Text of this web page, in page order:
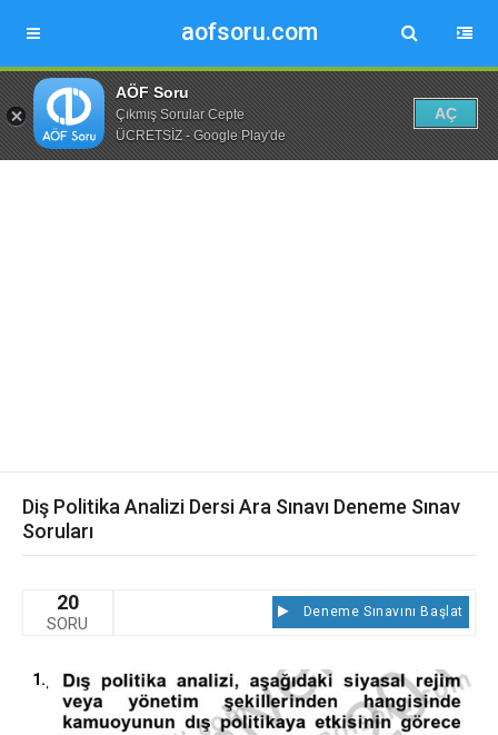
aofsoru.com
AÖF Soru
Çıkmış Sorular Cepte
ÜCRETSİZ - Google Play'de
AÇ
Diş Politika Analizi Dersi Ara Sınavı Deneme Sınav
Soruları
20
SORU
Deneme Sınavını Başlat
1.